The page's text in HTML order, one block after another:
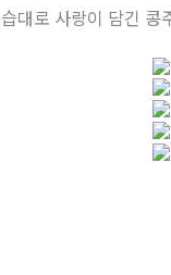
대로 사랑이 담긴